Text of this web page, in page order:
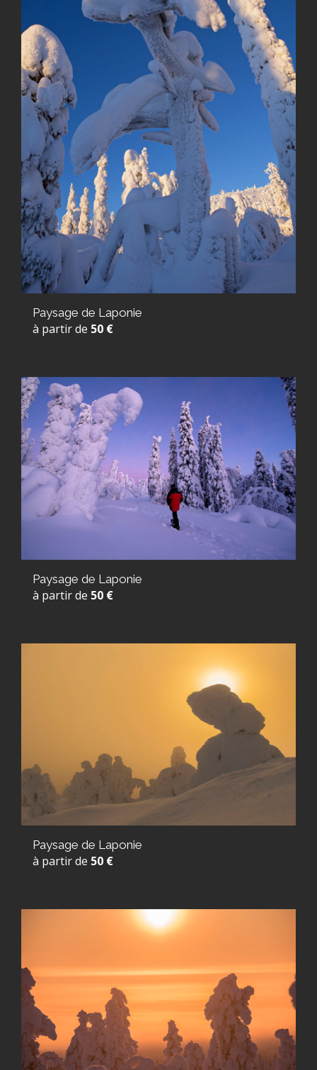
Paysage de Laponie
à partir de 50 €
Paysage de Laponie
à partir de 50 €
Paysage de Laponie
à partir de 50 €